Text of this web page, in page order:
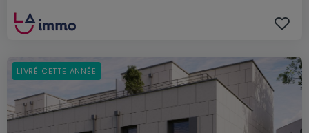
LIVRÉ CETTE ANNÉE